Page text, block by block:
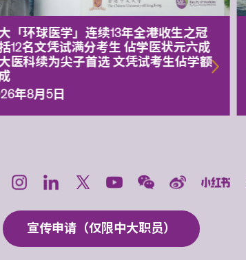
「环球医学」连续13年全港收生之冠
12名文凭试满分考生 佔学医状元六成
医科续为尖子首选 文凭试考生佔学额
年8月5日
宣传申请（仅限中大职员）